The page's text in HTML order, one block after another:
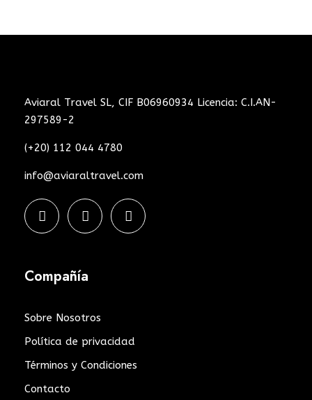
Aviaral Travel SL, CIF B06960934 Licencia: C.I.AN-
297589-2
(+20) 112 044 4780
info@aviaraltravel.com
Compañía
Sobre Nosotros
Política de privacidad
Términos y Condiciones
Contacto